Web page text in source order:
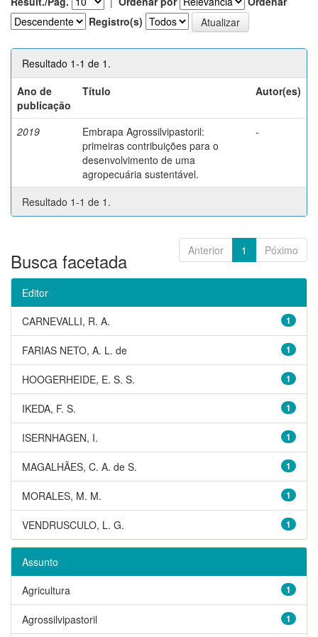
Registro(s)
Resultado 1-1 de 1.
Ano de
publicação
Título Autor(es)
2019
Embrapa Agrossilvipastoril:
primeiras contribuições para o
desenvolvimento de uma
agropecuária sustentável.
-
Resultado 1-1 de 1.
Anterior 1 Póximo
Busca facetada
Editor
1
CARNEVALLI, R. A.
1
FARIAS NETO, A. L. de
1
HOOGERHEIDE, E. S. S.
1
IKEDA, F. S.
1
ISERNHAGEN, I.
1
MAGALHÃES, C. A. de S.
1
MORALES, M. M.
1
VENDRUSCULO, L. G.
Assunto
1
Agricultura
1
Agrossilvipastoril